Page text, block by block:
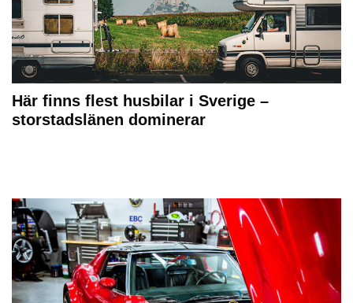
Här finns flest husbilar i Sverige –
storstadslänen dominerar